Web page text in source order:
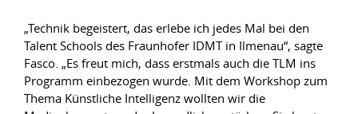
„Technik begeistert, das erlebe ich jedes Mal bei den
Talent Schools des Fraunhofer IDMT in Ilmenau“, sagte
Fasco. „Es freut mich, dass erstmals auch die TLM ins
Programm einbezogen wurde. Mit dem Workshop zum
Thema Künstliche Intelligenz wollten wir die